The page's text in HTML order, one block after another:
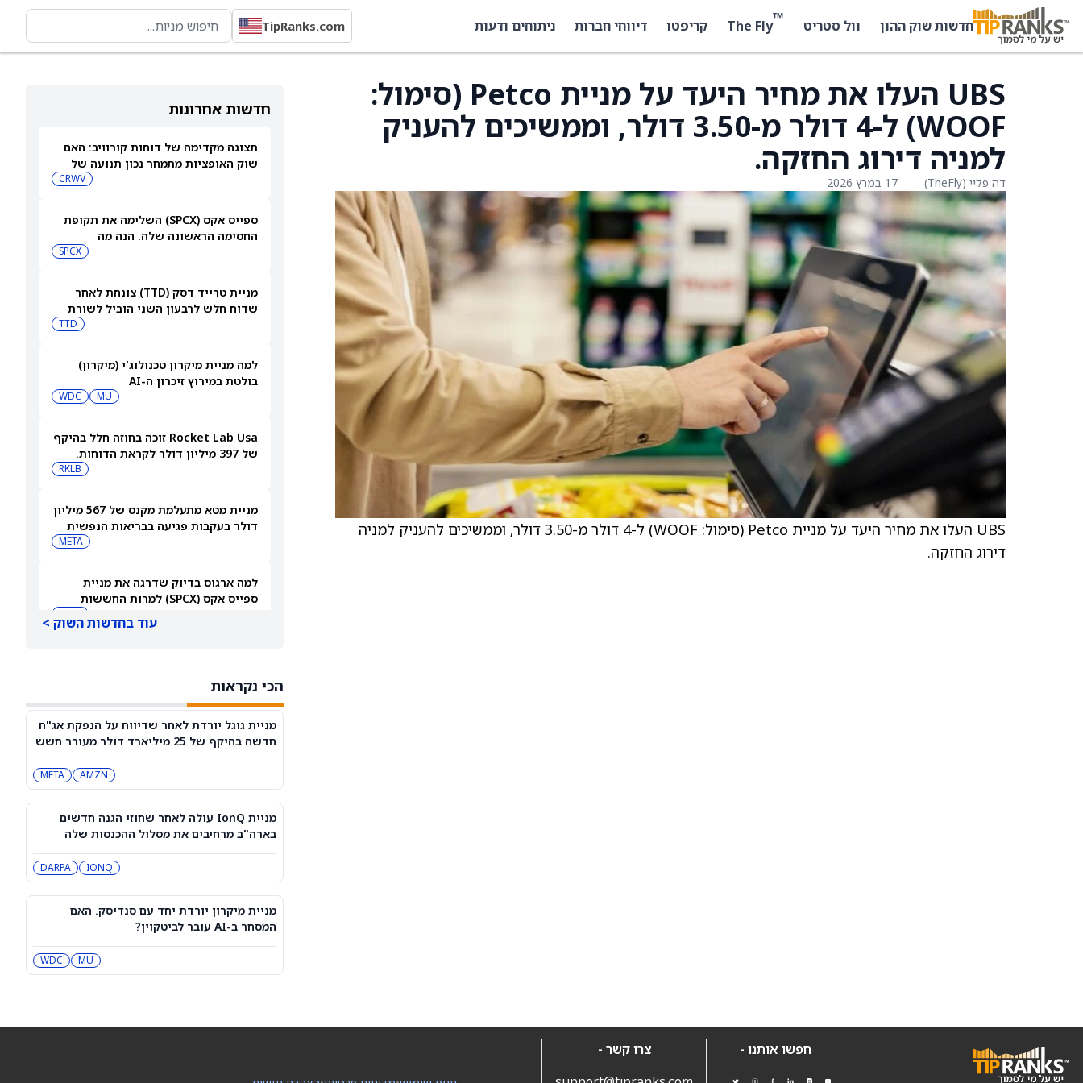
חדשות שוק ההון וול סטריט ™
The Fly קריפטו דיווחי חברות ניתוחים ודעות TipRanks.com
חדשות אחרונות
תצוגה מקדימה של דוחות קורוויב: האם
שוק האופציות מתמחר נכון תנועה של
CRWV
ספייס אקס (SPCX) השלימה את תקופת
החסימה הראשונה שלה. הנה מה
שמשקיעים צריכים לעקוב אחריו כעתSPCX
מניית טרייד דסק (TTD) צונחת לאחר
שדוח חלש לרבעון השני הוביל לשורת
TTD
למה מניית מיקרון טכנולוג'י (מיקרון)
בולטת במירוץ זיכרון ה-AI
MU
WDC
Rocket Lab Usa זוכה בחוזה חלל בהיקף
של 397 מיליון דולר לקראת הדוחות.
האם מכירות גדולות יספיקו כדי להגיעRKLB
מניית מטא מתעלמת מקנס של 567 מיליון
דולר בעקבות פגיעה בבריאות הנפשית
META
למה ארגוס בדיוק שדרגה את מניית
ספייס אקס (SPCX) למרות החששות
מחסנים חדשים
מייקל ברי מהמר נגד אורקל ו-Nebius.
הנה למה הוא שלילי
MU
NBIS
מניית סוויטגרין (SG) צונחת כשמשקיעים
נוטשים את הירוקים שלהם בעקבות
התפרצות מחלת מזון
SG
נעילה ירוקה בת”א: טאואר זינקה 9%,
תנודתיות באופציות ותנועות הרווחים
UA
CGC
עוד בחדשות השוק >
הכי נקראות
מניית גוגל יורדת לאחר שדיווח על הנפקת אג"ח
חדשה בהיקף של 25 מיליארד דולר מעורר חשש
מגל הלוואות
AMZN
META
מניית IonQ עולה לאחר שחוזי הגנה חדשים
בארה"ב מרחיבים את מסלול ההכנסות שלה
IONQ
DARPA
מניית מיקרון יורדת יחד עם סנדיסק. האם
המסחר ב-AI עובר לביטקוין?
MU
WDC
UBS העלו את מחיר היעד על מניית Petco (סימול:
WOOF) ל-4 דולר מ-3.50 דולר, וממשיכים להעניק
למניה דירוג החזקה.
דה פליי (TheFly) 17 במרץ 2026
UBS העלו את מחיר היעד על מניית Petco (סימול: WOOF) ל-4 דולר מ-3.50 דולר, וממשיכים להעניק למניה
דירוג החזקה.
חפשו אותנו -
צרו קשר -